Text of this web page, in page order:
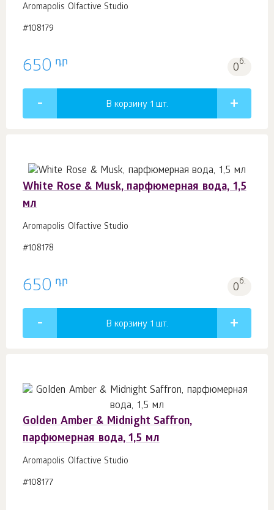
Aromapolis Olfactive Studio
#108179
650 դր 0б.
В корзину 1 шт.
White Rose & Musk, парфюмерная вода, 1,5
мл
Aromapolis Olfactive Studio
#108178
650 դր 0б.
В корзину 1 шт.
Golden Amber & Midnight Saffron,
парфюмерная вода, 1,5 мл
Aromapolis Olfactive Studio
#108177